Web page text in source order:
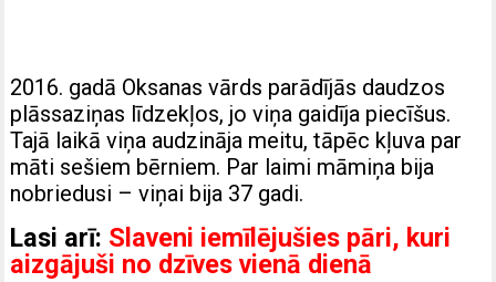
2016. gadā Oksanas vārds parādījās daudzos
plāssaziņas līdzekļos, jo viņa gaidīja piecīšus.
Tajā laikā viņa audzināja meitu, tāpēc kļuva par
māti sešiem bērniem. Par laimi māmiņa bija
nobriedusi – viņai bija 37 gadi.
Lasi arī: Slaveni iemīlējušies pāri, kuri
aizgājuši no dzīves vienā dienā